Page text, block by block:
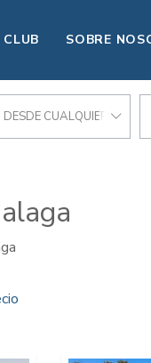
SOBRE
DESDE CUALQUIER PRECIO